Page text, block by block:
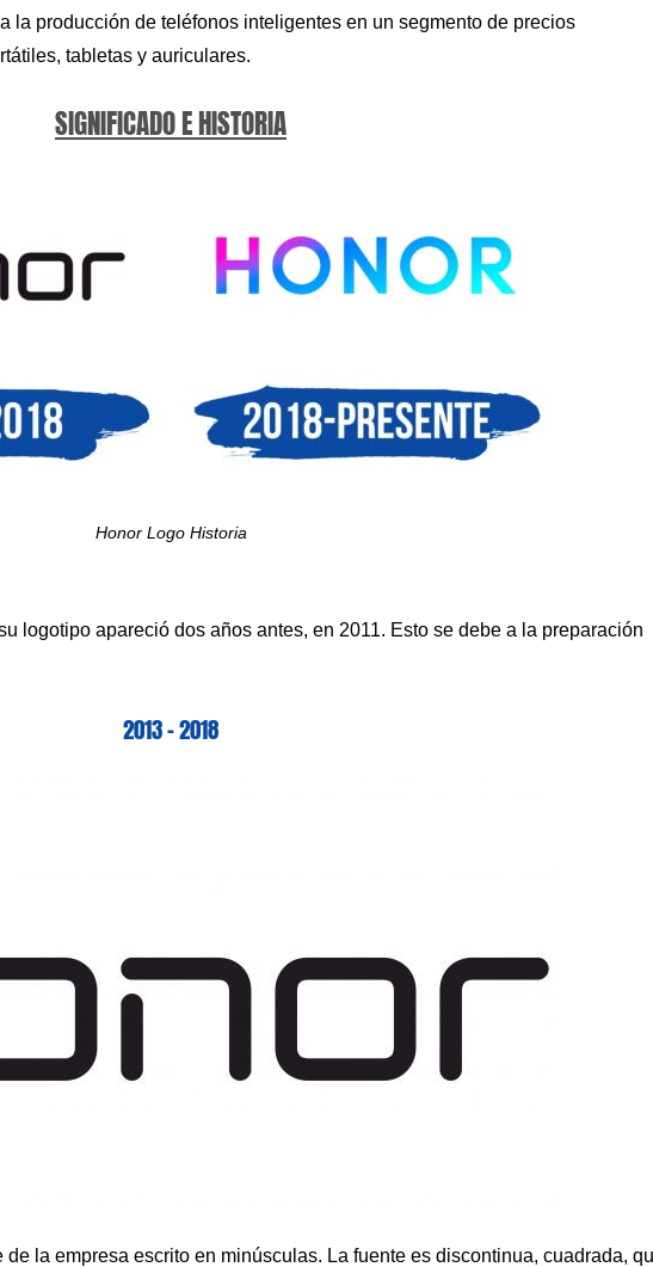
la producción de teléfonos inteligentes en un segmento de precios
tabletas y auriculares.
SIGNIFICADO E HISTORIA
Honor Logo Historia
logotipo apareció dos años antes, en 2011. Esto se debe a la preparación
2013 – 2018
la empresa escrito en minúsculas. La fuente es discontinua, cuadrada,